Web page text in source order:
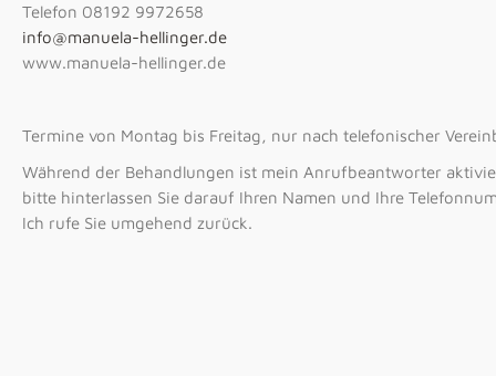
Telefon 08192 9972658
info@manuela-hellinger.de
www.manuela-hellinger.de
Termine von Montag bis Freitag, nur nach telefonischer
Während der Behandlungen ist mein Anrufbeantworter
bitte hinterlassen Sie darauf Ihren Namen und Ihre
Ich rufe Sie umgehend zurück.